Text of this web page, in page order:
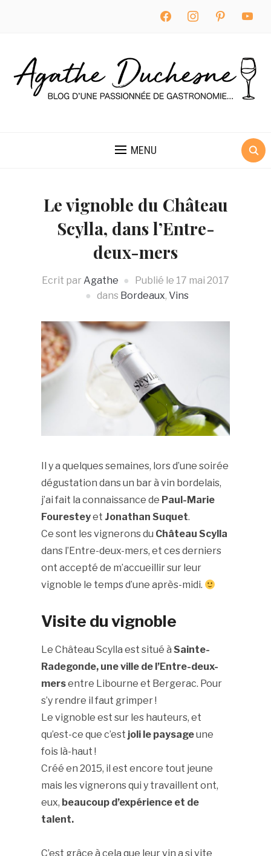
facebook instagram pinterest youtube
MENU
Le vignoble du Château
Scylla, dans l’Entre-
deux-mers
Ecrit par Agathe Publié le 17 mai 2017
dans Bordeaux, Vins
Il y a quelques semaines, lors d’une soirée
dégustation dans un bar à vin bordelais,
j’ai fait la connaissance de Paul-Marie
Fouresteyet Jonathan Suquet.
Ce sont les vignerons du Château Scylla
dans l’Entre-deux-mers, et ces derniers
ont accepté de m’accueillir sur leur
vignoble le temps d’une après-midi.
Visite du vignoble
Le Château Scylla est situé à Sainte-
Radegonde, une ville de l’Entre-deux-
mersentre Libourne et Bergerac. Pour
s’y rendre il faut grimper !
Le vignoble est sur les hauteurs, et
qu’est-ce que c’est joli le paysageune
fois là-haut !
Créé en 2015, il est encore tout jeune
mais les vignerons qui y travaillent ont,
eux, beaucoup d’expérience et de
talent.
C’est grâce à cela que leur vin a si vite